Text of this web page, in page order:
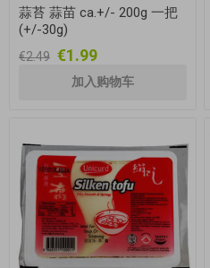
蒜苔 蒜苗 ca.+/- 200g 一把
(+/-30g)
€2.49 €1.99